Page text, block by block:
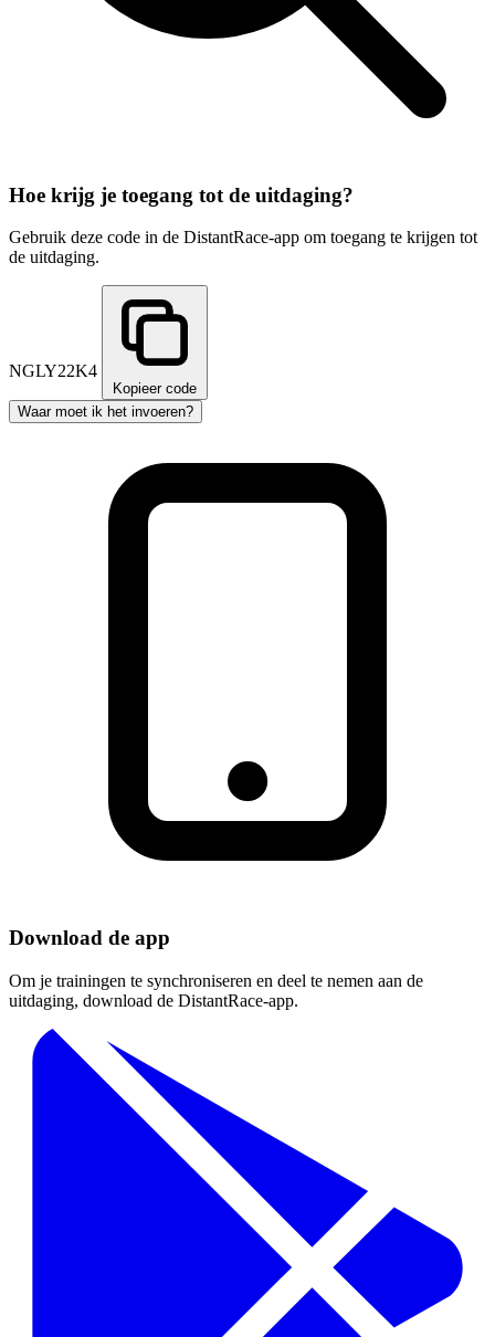
Hoe krijg je toegang tot de uitdaging?
Gebruik deze code in de DistantRace-app om toegang te krijgen tot
de uitdaging.
NGLY22K4
Kopieer code
Waar moet ik het invoeren?
Download de app
Om je trainingen te synchroniseren en deel te nemen aan de
uitdaging, download de DistantRace-app.